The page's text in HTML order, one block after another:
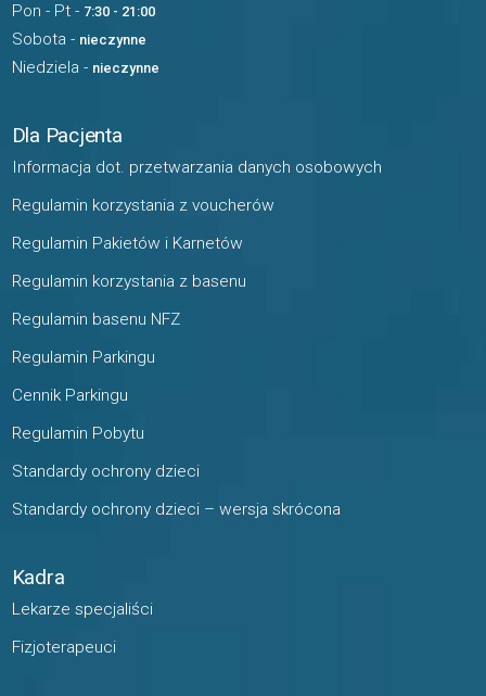
Pon - Pt - 7:30 - 21:00
Sobota - nieczynne
Niedziela - nieczynne
Dla Pacjenta
Informacja dot. przetwarzania danych osobowych
Regulamin korzystania z voucherów
Regulamin Pakietów i Karnetów
Regulamin korzystania z basenu
Regulamin basenu NFZ
Regulamin Parkingu
Cennik Parkingu
Regulamin Pobytu
Standardy ochrony dzieci
Standardy ochrony dzieci – wersja skrócona
Kadra
Lekarze specjaliści
Fizjoterapeuci